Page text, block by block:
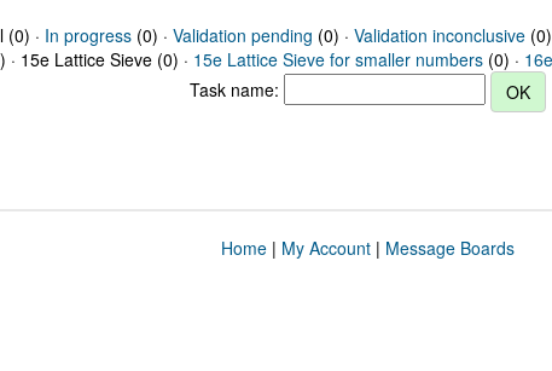
(0) · In progress(0) · Validation pending (0) · Validation inconclusive(0)
· 15e Lattice Sieve (0) · 15e Lattice Sieve for smaller numbers (0) ·
Task name:
Home| My Account| Message Boards